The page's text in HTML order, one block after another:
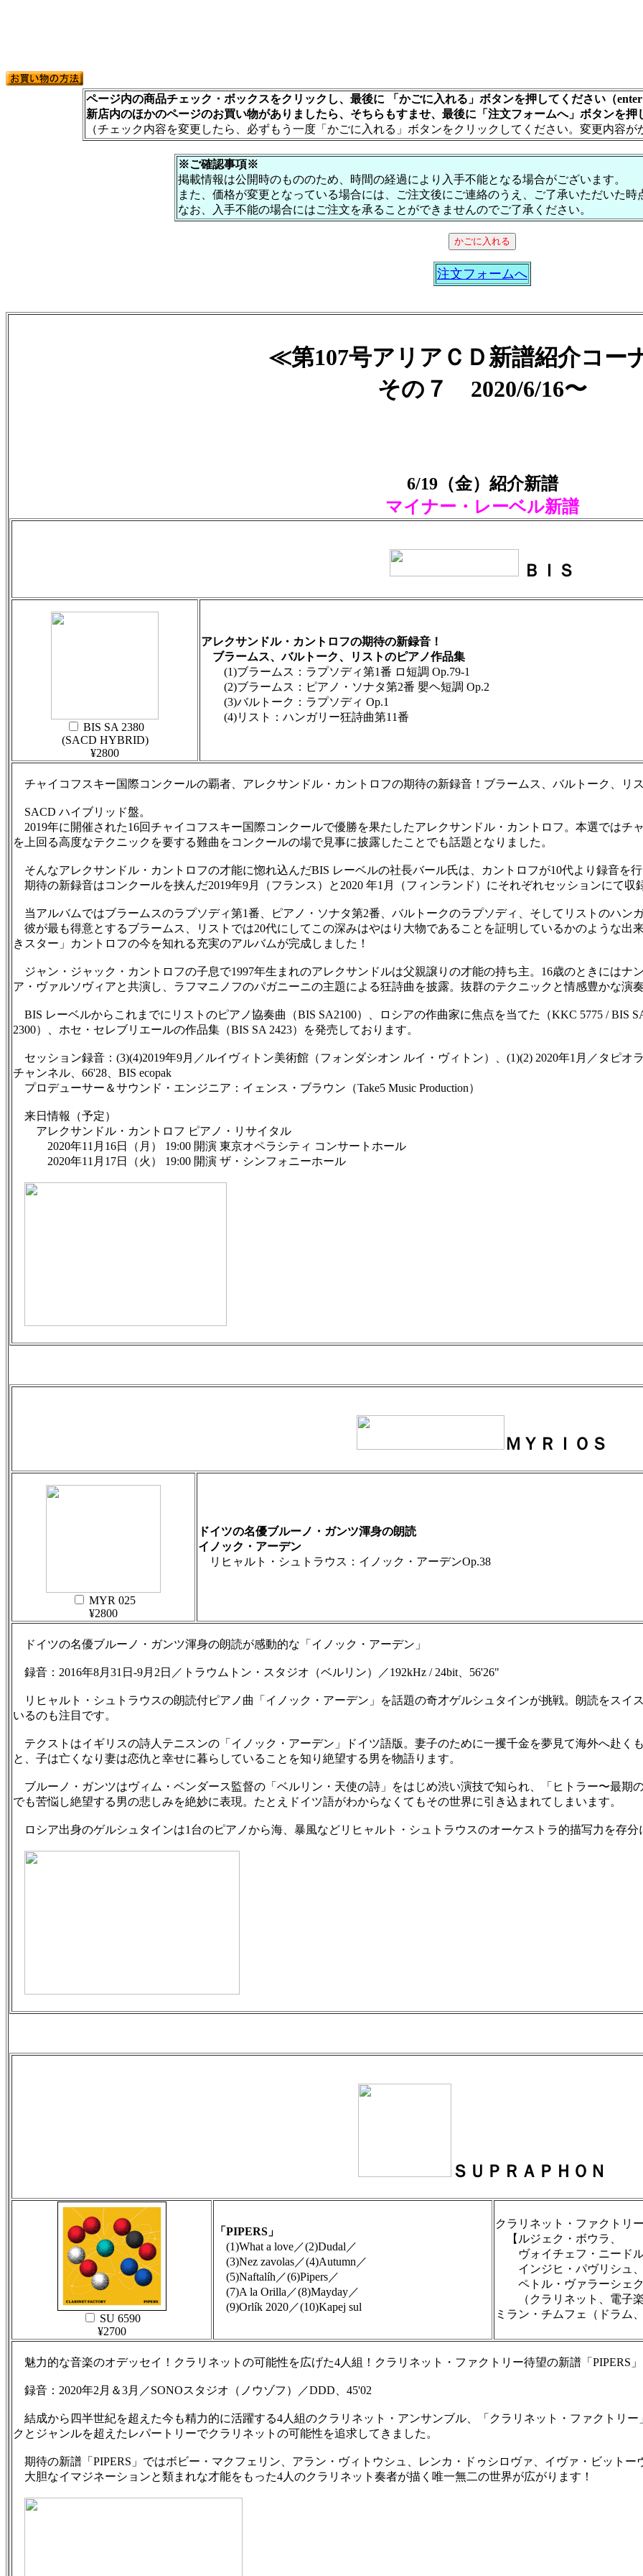
ページ内の商品チェック・ボックスをクリックし、最後に 「かごに入れる」ボタンを押してください（
新店内のほかのページのお買い物がありましたら、そちらもすませ、最後に「注文フォームへ」ボタンを
（チェック内容を変更したら、必ずもう一度「かごに入れる」ボタンをクリックしてください。変更内容
※ご確認事項※
掲載情報は公開時のもののため、時間の経過により入手不能となる場合がございます。
また、価格が変更となっている場合には、ご注文後にご連絡のうえ、ご了承いただいた
なお、入手不能の場合にはご注文を承ることができませんのでご了承ください。
注文フォームへ
≪第107号アリアＣＤ新譜紹介コー
その７ 2020/6/16〜
6/19（金）紹介新譜
マイナー・レーベル新譜
ＢＩＳ
BIS SA 2380
(SACD HYBRID)
¥2800
アレクサンドル・カントロフの期待の新録音！
ブラームス、バルトーク、リストのピアノ作品集
(1)ブラームス：ラプソディ第1番 ロ短調 Op.79-1
(2)ブラームス：ピアノ・ソナタ第2番 嬰ヘ短調 Op.2
(3)バルトーク：ラプソディ Op.1
(4)リスト：ハンガリー狂詩曲第11番
チャイコフスキー国際コンクールの覇者、アレクサンドル・カントロフの期待の新録音！ブラームス、バルトーク、リ
SACD ハイブリッド盤。
2019年に開催された16回チャイコフスキー国際コンクールで優勝を果たしたアレクサンドル・カントロフ。本選ではチ
を上回る高度なテクニックを要する難曲をコンクールの場で見事に披露したことでも話題となりました。
そんなアレクサンドル・カントロフの才能に惚れ込んだBIS レーベルの社長バール氏は、カントロフが10代より録音を
期待の新録音はコンクールを挟んだ2019年9月（フランス）と2020 年1月（フィンランド）にそれぞれセッションにて収
当アルバムではブラームスのラプソディ第1番、ピアノ・ソナタ第2番、バルトークのラプソディ、そしてリストのハン
彼が最も得意とするブラームス、リストでは20代にしてこの深みはやはり大物であることを証明しているかのような出
きスター」カントロフの今を知れる充実のアルバムが完成しました！
ジャン・ジャック・カントロフの子息で1997年生まれのアレクサンドルは父親譲りの才能の持ち主。16歳のときにはナ
ア・ヴァルソヴィアと共演し、ラフマニノフのパガニーニの主題による狂詩曲を披露。抜群のテクニックと情感豊かな演
BIS レーベルからこれまでにリストのピアノ協奏曲（BIS SA2100）、ロシアの作曲家に焦点を当てた（KKC 5775 / BIS
2300）、ホセ・セレブリエールの作品集（BIS SA 2423）を発売しております。
セッション録音：(3)(4)2019年9月／ルイヴィトン美術館（フォンダシオン ルイ・ヴィトン）、(1)(2) 2020年1月／タピオ
チャンネル、66'28、BIS ecopak
プロデューサー＆サウンド・エンジニア：イェンス・ブラウン（Take5 Music Production）
来日情報（予定）
アレクサンドル・カントロフ ピアノ・リサイタル
2020年11月16日（月） 19:00 開演 東京オペラシティ コンサートホール
2020年11月17日（火） 19:00 開演 ザ・シンフォニーホール
ＭＹＲＩＯＳ
MYR 025
¥2800
ドイツの名優ブルーノ・ガンツ渾身の朗読
イノック・アーデン
リヒャルト・シュトラウス：イノック・アーデンOp.38
ドイツの名優ブルーノ・ガンツ渾身の朗読が感動的な「イノック・アーデン」
録音：2016年8月31日‐9月2日／トラウムトン・スタジオ（ベルリン）／192kHz / 24bit、56'26"
リヒャルト・シュトラウスの朗読付ピアノ曲「イノック・アーデン」を話題の奇才ゲルシュタインが挑戦。朗読をスイ
いるのも注目です。
テクストはイギリスの詩人テニスンの「イノック・アーデン」ドイツ語版。妻子のために一攫千金を夢見て海外へ赴く
と、子は亡くなり妻は恋仇と幸せに暮らしていることを知り絶望する男を物語ります。
ブルーノ・ガンツはヴィム・ベンダース監督の「ベルリン・天使の詩」をはじめ渋い演技で知られ、「ヒトラー〜最期
でも苦悩し絶望する男の悲しみを絶妙に表現。たとえドイツ語がわからなくてもその世界に引き込まれてしまいます。
ロシア出身のゲルシュタインは1台のピアノから海、暴風などリヒャルト・シュトラウスのオーケストラ的描写力を存
ＳＵＰＲＡＰＨＯＮ
SU 6590
¥2700
「PIPERS」
(1)What a love／(2)Dudal／
(3)Nez zavolas／(4)Autumn／
(5)Naftalíh／(6)Pipers／
(7)A la Orilla／(8)Mayday／
(9)Orlík 2020／(10)Kapej sul
クラリネット・ファクトリ
【ルジェク・ボウラ、
ヴォイチェフ・ニード
インジヒ・パヴリシュ
ペトル・ヴァラーシェ
（クラリネット、電子楽
ミラン・チムフェ（ドラム
魅力的な音楽のオデッセイ！クラリネットの可能性を広げた4人組！クラリネット・ファクトリー待望の新譜「PIPERS」
録音：2020年2月＆3月／SONOスタジオ（ノウゾフ）／DDD、45'02
結成から四半世紀を超えた今も精力的に活躍する4人組のクラリネット・アンサンブル、「クラリネット・ファクトリ
クとジャンルを超えたレパートリーでクラリネットの可能性を追求してきました。
期待の新譜「PIPERS」ではボビー・マクフェリン、アラン・ヴィトウシュ、レンカ・ドゥシロヴァ、イヴァ・ビットー
大胆なイマジネーションと類まれな才能をもった4人のクラリネット奏者が描く唯一無二の世界が広がります！